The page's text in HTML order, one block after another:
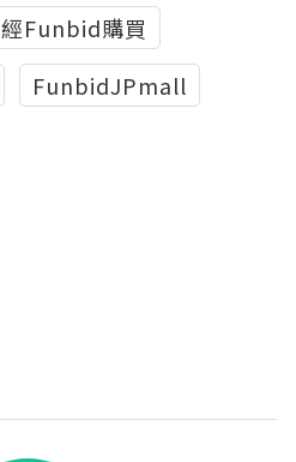
經Funbid購買
FunbidJPmall